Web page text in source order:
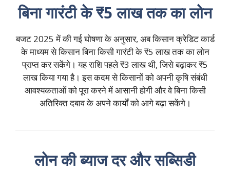
बिना गारंटी के ₹5 लाख तक का लोन
बजट 2025 में की गई घोषणा के अनुसार, अब किसान क्रेडिट कार्ड
के माध्यम से किसान बिना किसी गारंटी के ₹5 लाख तक का लोन
प्राप्त कर सकेंगे। यह राशि पहले ₹3 लाख थी, जिसे बढ़ाकर ₹5
लाख किया गया है। इस कदम से किसानों को अपनी कृषि संबंधी
आवश्यकताओं को पूरा करने में आसानी होगी और वे बिना किसी
अतिरिक्त दबाव के अपने कार्यों को आगे बढ़ा सकेंगे।
लोन की ब्याज दर और सब्सिडी